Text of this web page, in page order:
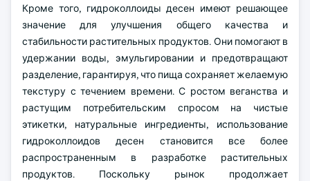
Кроме того, гидроколлоиды десен имеют решающее
значение для улучшения общего качества и
стабильности растительных продуктов. Они помогают в
удержании воды, эмульгировании и предотвращают
разделение, гарантируя, что пища сохраняет желаемую
текстуру с течением времени. С ростом веганства и
растущим потребительским спросом на чистые
этикетки, натуральные ингредиенты, использование
гидроколлоидов десен становится все более
распространенным в разработке растительных
продуктов. Поскольку рынок продолжает